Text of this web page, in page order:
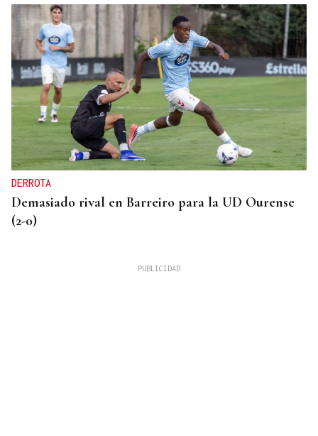
DERROTA
Demasiado rival en Barreiro para la UD Ourense
(2-0)